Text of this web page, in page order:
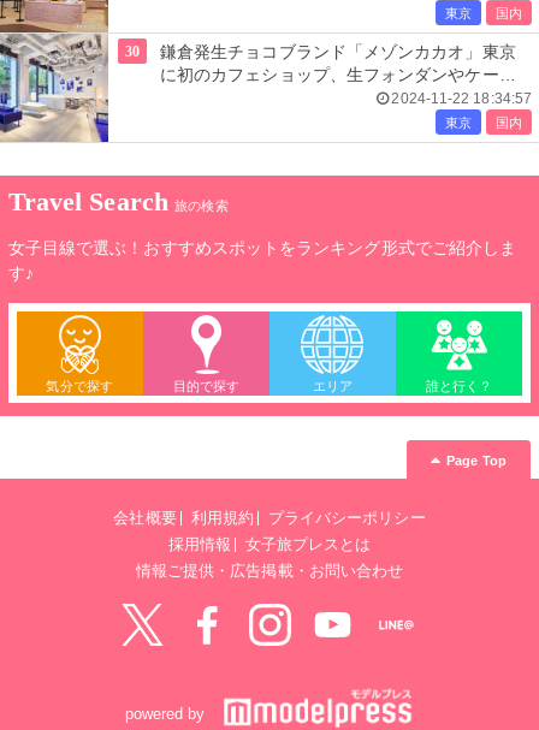
東京 国内
30
鎌倉発生チョコブランド「メゾンカカオ」東京
に初のカフェショップ、生フォンダンやケーキ
2024-11-22 18:34:57
東京 国内
Travel Search 旅の検索
女子目線で選ぶ！おすすめスポットをランキング形式でご紹介しま
す♪
気分で探す 目的で探す エリア 誰と行く？
Page Top
会社概要 利用規約
プライバシーポリシー
採用情報
女子旅プレスとは
情報ご提供・広告掲載・お問い合わせ
powered by